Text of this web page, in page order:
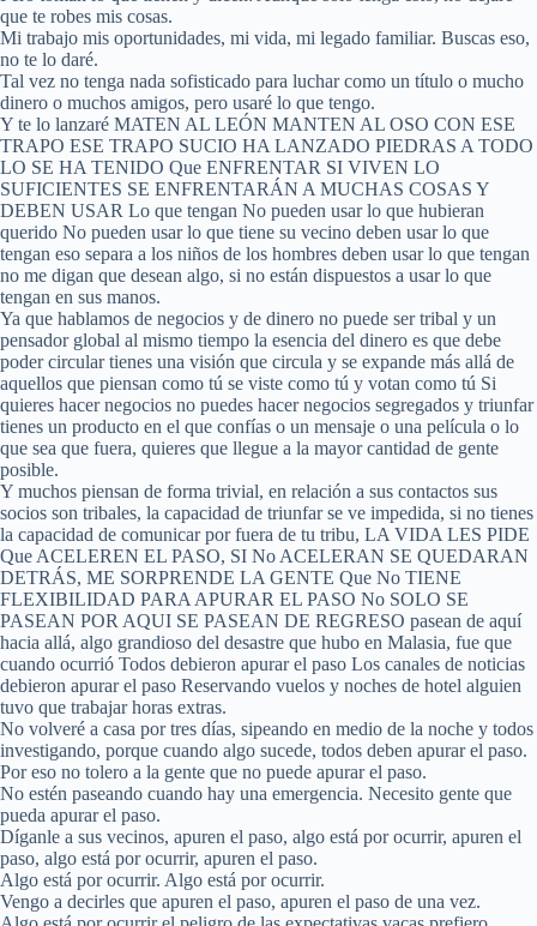
que te robes mis cosas.
Mi trabajo mis oportunidades, mi vida, mi legado familiar. Buscas eso,
no te lo daré.
Tal vez no tenga nada sofisticado para luchar como un título o mucho
dinero o muchos amigos, pero usaré lo que tengo.
Y te lo lanzaré MATEN AL LEÓN MANTEN AL OSO CON ESE
TRAPO ESE TRAPO SUCIO HA LANZADO PIEDRAS A TODO
LO SE HA TENIDO Que ENFRENTAR SI VIVEN LO
SUFICIENTES SE ENFRENTARÁN A MUCHAS COSAS Y
DEBEN USAR Lo que tengan No pueden usar lo que hubieran
querido No pueden usar lo que tiene su vecino deben usar lo que
tengan eso separa a los niños de los hombres deben usar lo que tengan
no me digan que desean algo, si no están dispuestos a usar lo que
tengan en sus manos.
Ya que hablamos de negocios y de dinero no puede ser tribal y un
pensador global al mismo tiempo la esencia del dinero es que debe
poder circular tienes una visión que circula y se expande más allá de
aquellos que piensan como tú se viste como tú y votan como tú Si
quieres hacer negocios no puedes hacer negocios segregados y triunfar
tienes un producto en el que confías o un mensaje o una película o lo
que sea que fuera, quieres que llegue a la mayor cantidad de gente
posible.
Y muchos piensan de forma trivial, en relación a sus contactos sus
socios son tribales, la capacidad de triunfar se ve impedida, si no tienes
la capacidad de comunicar por fuera de tu tribu, LA VIDA LES PIDE
Que ACELEREN EL PASO, SI No ACELERAN SE QUEDARAN
DETRÁS, ME SORPRENDE LA GENTE Que No TIENE
FLEXIBILIDAD PARA APURAR EL PASO No SOLO SE
PASEAN POR AQUI SE PASEAN DE REGRESO pasean de aquí
hacia allá, algo grandioso del desastre que hubo en Malasia, fue que
cuando ocurrió Todos debieron apurar el paso Los canales de noticias
debieron apurar el paso Reservando vuelos y noches de hotel alguien
tuvo que trabajar horas extras.
No volveré a casa por tres días, sipeando en medio de la noche y todos
investigando, porque cuando algo sucede, todos deben apurar el paso.
Por eso no tolero a la gente que no puede apurar el paso.
No estén paseando cuando hay una emergencia. Necesito gente que
pueda apurar el paso.
Díganle a sus vecinos, apuren el paso, algo está por ocurrir, apuren el
paso, algo está por ocurrir, apuren el paso.
Algo está por ocurrir. Algo está por ocurrir.
Vengo a decirles que apuren el paso, apuren el paso de una vez.